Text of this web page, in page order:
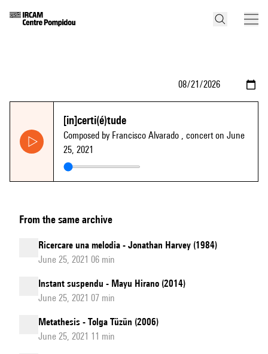
[in]certi(é)tude
Composed by Francisco Alvarado , concert on June
25, 2021
From the same archive
Ricercare una melodia - Jonathan Harvey (1984)
June 25, 2021 06 min
Instant suspendu - Mayu Hirano (2014)
June 25, 2021 07 min
Metathesis - Tolga Tüzün (2006)
June 25, 2021 11 min